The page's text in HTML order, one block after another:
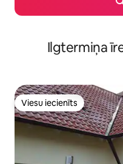
Ilgtermiņa
Viesu iecienīts
Viesu iecienīts